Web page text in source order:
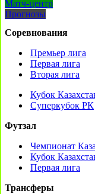
Матч-центр
Прогнозы
Соревнования
Премьер лига
Первая лига
Вторая лига
Кубок
Суперкубок РК
Футзал
Чемпионат
Кубок
Первая лига
Трансферы